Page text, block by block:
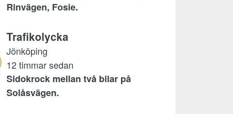
Rinvägen, Fosie.
Trafikolycka
Jönköping
12 timmar sedan
Sidokrock mellan två bilar på
Solåsvägen.